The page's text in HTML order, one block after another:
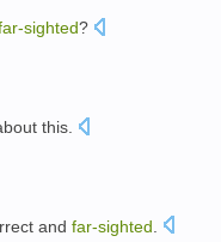
sighted?
this
and far-sighted